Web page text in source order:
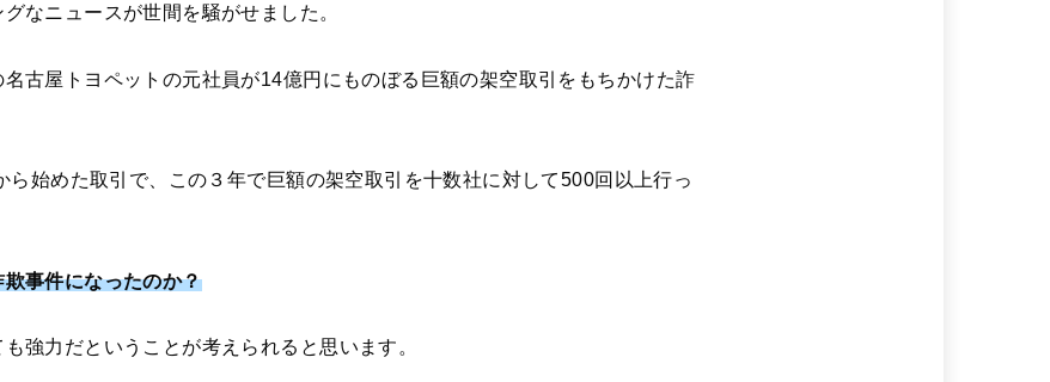
なニュースが世間を騒がせました。
古屋トヨペットの元社員が14億円にものぼる巨額の架空取引をもちかけた詐
ら始めた取引で、この３年で巨額の架空取引を十数社に対して500回以上行っ
事件になったのか？
強力だということが考えられると思います。